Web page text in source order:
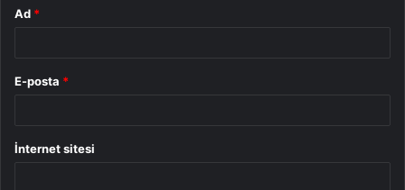
Ad *
E-posta *
İnternet sitesi